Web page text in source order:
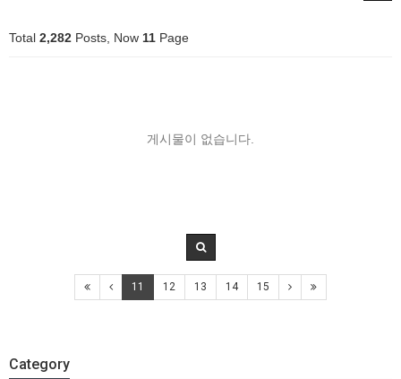
Total 2,282 Posts, Now 11 Page
게시물이 없습니다.
11 12 13 14 15
Category